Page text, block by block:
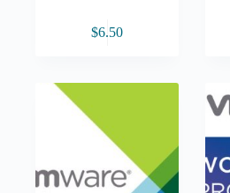
$6.50